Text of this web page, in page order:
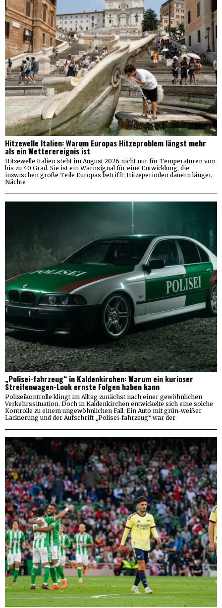
Hitzewelle Italien: Warum Europas Hitzeproblem längst mehr
als ein Wetterereignis ist
Hitzewelle Italien steht im August 2026 nicht nur für Temperaturen von
bis zu 40 Grad. Sie ist ein Warnsignal für eine Entwicklung, die
inzwischen große Teile Europas betrifft: Hitzeperioden dauern länger,
Nächte
„Polisei-fahrzeug“ in Kaldenkirchen: Warum ein kurioser
Streifenwagen-Look ernste Folgen haben kann
Polizeikontrolle klingt im Alltag zunächst nach einer gewöhnlichen
Verkehrssituation. Doch in Kaldenkirchen entwickelte sich eine solche
Kontrolle zu einem ungewöhnlichen Fall: Ein Auto mit grün-weißer
Lackierung und der Aufschrift „Polisei-fahrzeug“ war der